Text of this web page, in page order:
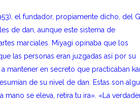
el fundador, propiamente dicho, del
de dan, aunque este sistema de
marciales. Miyagi opinaba que los
las personas eran juzgadas así por su
mantener en secreto que practicaban
de su nivel de dan. Estas son
mano se eleva, retira tu ira». «La